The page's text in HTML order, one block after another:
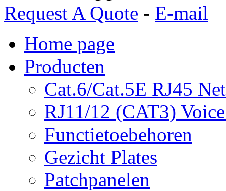
Request A Quote - E-mail
Home page
Producten
Cat.6/Cat.5E RJ45
RJ11/12 (CAT3)
Functietoebehoren
Gezicht Plates
Patchpanelen